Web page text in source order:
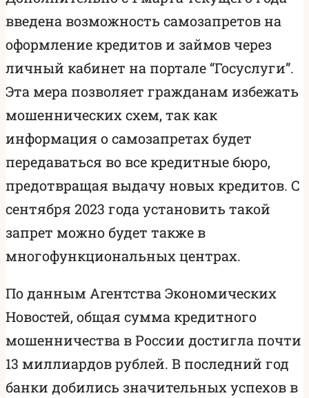
введена возможность самозапретов на
оформление кредитов и займов через
личный кабинет на портале “Госуслуги”.
Эта мера позволяет гражданам избежать
мошеннических схем, так как
информация о самозапретах будет
передаваться во все кредитные бюро,
предотвращая выдачу новых кредитов. С
сентября 2023 года установить такой
запрет можно будет также в
многофункциональных центрах.
По данным Агентства Экономических
Новостей, общая сумма кредитного
мошенничества в России достигла почти
13 миллиардов рублей. В последний год
банки добились значительных успехов в